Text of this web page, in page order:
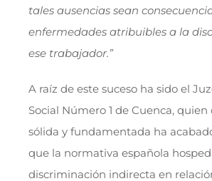
tales ausencias sean
enfermedades atribuibles a la
ese trabajador.”
A raíz de este suceso ha sido el
Social Número 1 de Cuenca,
sólida y fundamentada ha
que la normativa española
discriminación indirecta en